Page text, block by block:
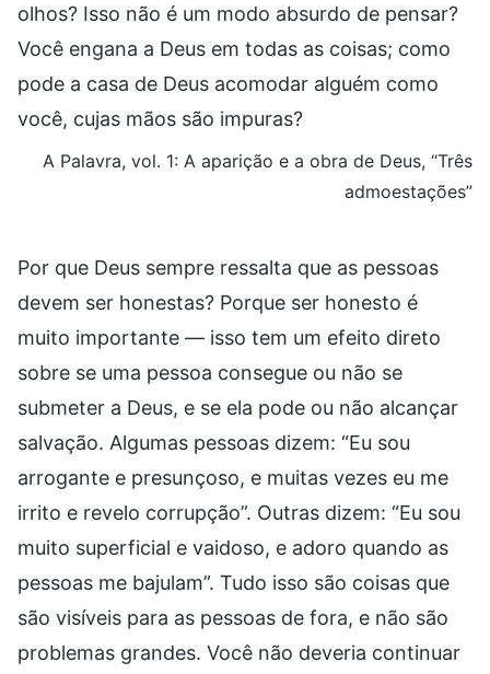
olhos? Isso não é um modo absurdo de pensar?
Você engana a Deus em todas as coisas; como
pode a casa de Deus acomodar alguém como
você, cujas mãos são impuras?
A Palavra, vol. 1: A aparição e a obra de Deus, “Três
admoestações”
Por que Deus sempre ressalta que as pessoas
devem ser honestas? Porque ser honesto é
muito importante — isso tem um efeito direto
sobre se uma pessoa consegue ou não se
submeter a Deus, e se ela pode ou não alcançar
salvação. Algumas pessoas dizem: “Eu sou
arrogante e presunçoso, e muitas vezes eu me
irrito e revelo corrupção”. Outras dizem: “Eu sou
muito superficial e vaidoso, e adoro quando as
pessoas me bajulam”. Tudo isso são coisas que
são visíveis para as pessoas de fora, e não são
problemas grandes. Você não deveria continuar